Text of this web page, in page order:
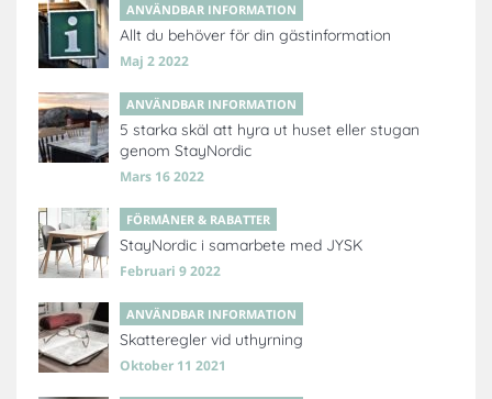
ANVÄNDBAR INFORMATION
Allt du behöver för din gästinformation
Maj 2 2022
ANVÄNDBAR INFORMATION
5 starka skäl att hyra ut huset eller stugan
genom StayNordic
Mars 16 2022
FÖRMÅNER & RABATTER
StayNordic i samarbete med JYSK
Februari 9 2022
ANVÄNDBAR INFORMATION
Skatteregler vid uthyrning
Oktober 11 2021